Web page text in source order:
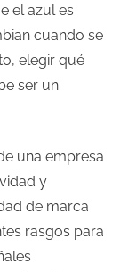
el azul es
cuando se
elegir qué
ser un
una empresa
y
de marca
rasgos para